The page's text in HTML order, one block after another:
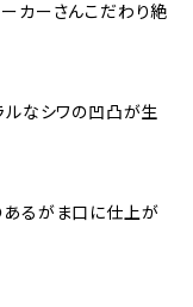
カーさんこだわり絶
ルなシワの凹凸が生
るがま口に仕上が